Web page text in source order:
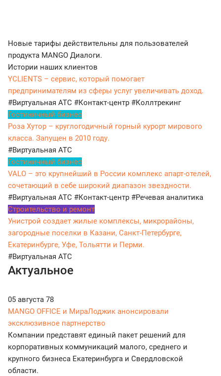
Новые тарифы действительны для пользователей
продукта MANGO Диалоги.
Истории наших клиентов
YCLIENTS – сервис, который помогает
предпринимателям из сферы услуг увеличивать доход.
#Виртуальная АТС #Контакт-центр #Коллтрекинг
Гостиничный бизнес
Роза Хутор – круглогодичный горный курорт мирового
класса. Запущен в 2010 году.
#Виртуальная АТС
Гостиничный бизнес
VALO – это крупнейший в России комплекс апарт-отелей,
сочетающий в себе широкий диапазон звездности.
#Виртуальная АТС #Контакт-центр #Речевая аналитика
Строительство и ремонт
Унистрой создает жилые комплексы, микрорайоны,
загородные поселки в Казани, Санкт-Петербурге,
Екатеринбурге, Уфе, Тольятти и Перми.
#Виртуальная АТС
Актуальное
05 августа 78
MANGO OFFICE и МираЛоджик анонсировали
эксклюзивное партнерство
Компании представят единый пакет решений для
корпоративных коммуникаций малого, среднего и
крупного бизнеса Екатеринбурга и Свердловской
области.